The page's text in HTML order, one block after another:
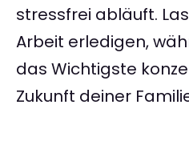
stressfrei abläuft.
Arbeit erledigen,
das Wichtigste
Zukunft deiner